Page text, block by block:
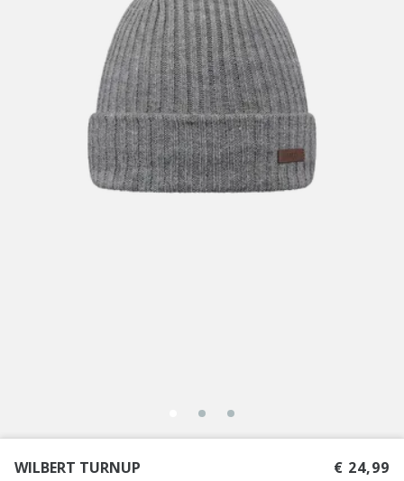
WILBERT TURNUP
€ 24,99